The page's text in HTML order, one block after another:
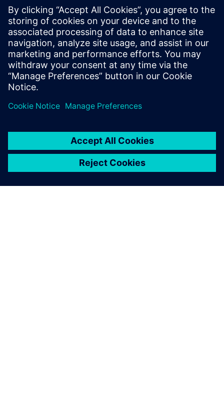
A Saint‑Gobain együttműködött az Emixával, hogy egyedi,
alacsony kódú megrendeléskezelési rendszert építsen ki a
Mendix-en, amely teljes mértékben integrálja az ERP, a MES
és a CRM munkafolyamatokat. Az eredmény: jobb gyártási
pontosság, csökkent hulladék, gyorsabb rendelésre készült
gipszkarton termékek szállítása.